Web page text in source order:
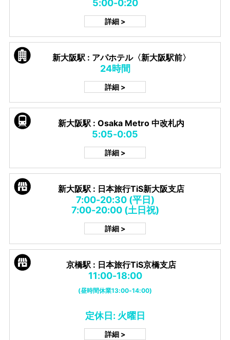
5:00-0:20
詳細 >
新大阪駅 : アパホテル〈新大阪駅前〉
24時間
詳細 >
新大阪駅 : Osaka Metro 中改札内
5:05-0:05
詳細 >
新大阪駅 : 日本旅行TiS新大阪支店
7:00-20:30 (平日)
7:00-20:00 (土日祝)
詳細 >
京橋駅 : 日本旅行TiS京橋支店
11:00-18:00
(昼時間休業13:00-14:00)
定休日: 火曜日
詳細 >